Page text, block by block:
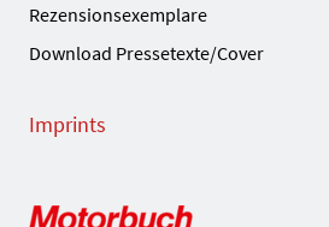
Rezensionsexemplare
Download Pressetexte/Cover
Imprints